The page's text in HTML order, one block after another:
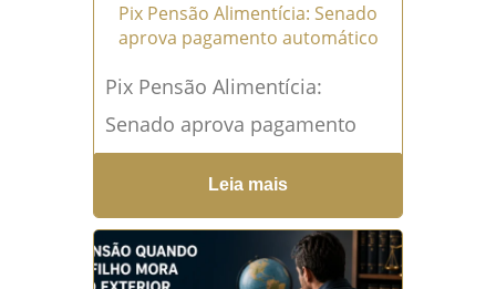
Pix Pensão Alimentícia: Senado
aprova pagamento automático
Pix Pensão Alimentícia:
Senado aprova pagamento
automático de pensão
atrasada Toda família que
depende de pensão
alimentícia conhece uma
Leia mais